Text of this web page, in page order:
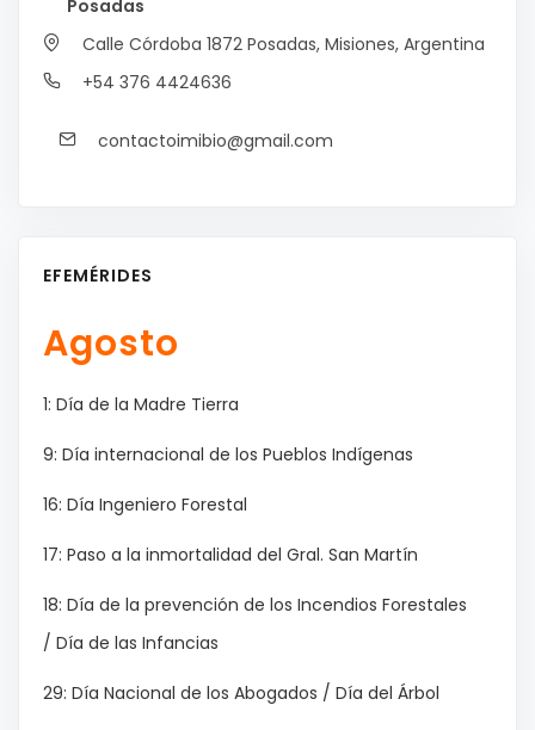
Posadas
Calle Córdoba 1872 Posadas, Misiones, Argentina
+54 376 4424636
contactoimibio@gmail.com
EFEMÉRIDES
Agosto
1: Día de la Madre Tierra
9: Día internacional de los Pueblos Indígenas
16: Día Ingeniero Forestal
17: Paso a la inmortalidad del Gral. San Martín
18: Día de la prevención de los Incendios Forestales
/ Día de las Infancias
29: Día Nacional de los Abogados / Día del Árbol